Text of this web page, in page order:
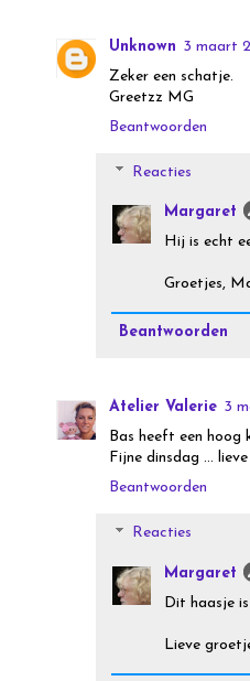
Unknown 3 maart
Zeker een schatje.
Greetzz MG
Beantwoorden
Reacties
Margaret
Hij is echt
Groetjes,
Beantwoorden
Atelier Valerie 3
Bas heeft een hoog
Fijne dinsdag ...
Beantwoorden
Reacties
Margaret
Dit haasje
Lieve